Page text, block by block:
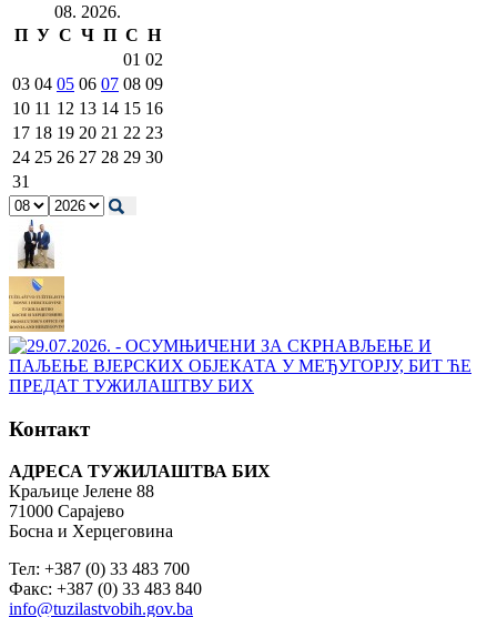
08. 2026.
П У С Ч П С Н
01 02
03 04 05 06 07 08 09
10 11 12 13 14 15 16
17 18 19 20 21 22 23
24 25 26 27 28 29 30
31
Контакт
АДРЕСА ТУЖИЛАШТВА БИХ
Краљице Јелене 88
71000 Сарајево
Босна и Херцеговина
Тел: +387 (0) 33 483 700
Факс: +387 (0) 33 483 840
info@tuzilastvobih.gov.ba